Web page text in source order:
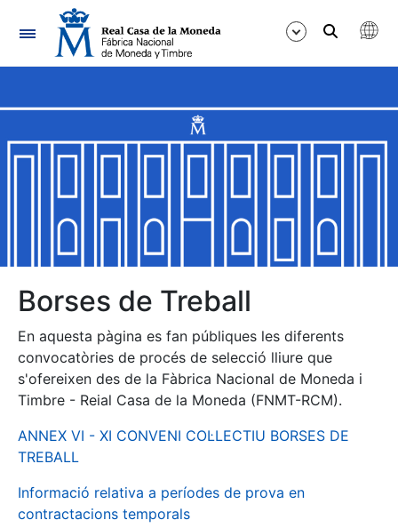
Navegació
Mostra/Amaga
Mostra/Amaga
Mostra/Amaga
Mostra/Amaga
Mostra/Amaga
Borses de Treball
En aquesta pàgina es fan públiques les diferents
convocatòries de procés de selecció lliure que
s'ofereixen des de la Fàbrica Nacional de Moneda i
Timbre - Reial Casa de la Moneda (FNMT-RCM).
ANNEX VI - XI CONVENI COL·LECTIU BORSES DE
TREBALL
Informació relativa a períodes de prova en
contractacions temporals